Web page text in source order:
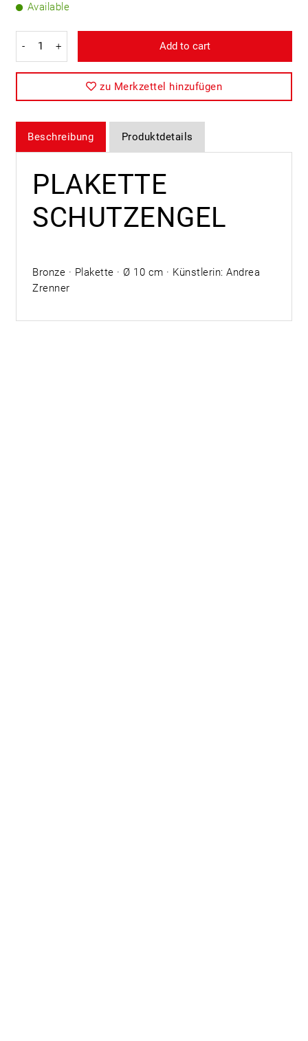
Available
- + Add to cart
zu Merkzettel hinzufügen
Beschreibung Produktdetails
PLAKETTE
SCHUTZENGEL
Bronze · Plakette · Ø 10 cm · Künstlerin: Andrea
Zrenner